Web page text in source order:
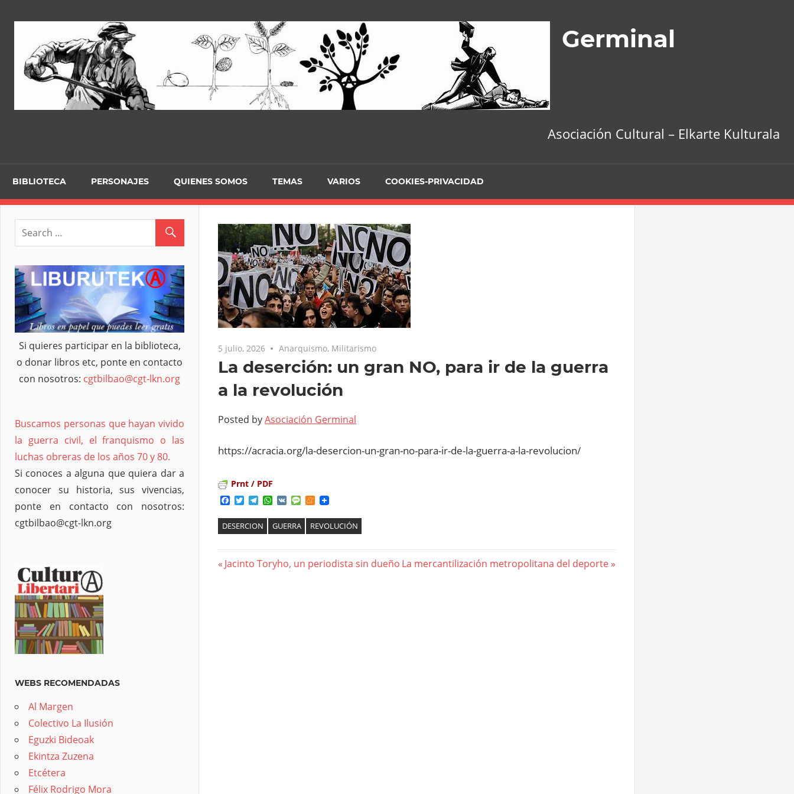
Germinal
Asociación Cultural – Elkarte Kulturala
BIBLIOTECA PERSONAJES QUIENES SOMOS TEMAS VARIOS COOKIES-PRIVACIDAD
5 julio, 2026 Anarquismo, Militarismo
La deserción: un gran NO, para ir de la guerra
a la revolución
Posted byAsociación Germinal
https://acracia.org/la-desercion-un-gran-no-para-ir-de-la-guerra-a-la-revolucion/
Prnt / PDF
Facebook
TwitterTelegram
WhatsApp
VK MessageMeneame
DESERCION GUERRA REVOLUCIÓN
Previous
Jacinto Toryho, un periodista sin dueño Next
La mercantilización metropolitana del deporte
Si quieres participar en la biblioteca,
o donar libros etc, ponte en contacto
con nosotros: cgtbilbao@cgt-lkn.org
Buscamos personas que hayan vivido
la guerra civil, el franquismo o las
luchas obreras de los años 70 y 80.
Si conoces a alguna que quiera dar a
conocer su historia, sus vivencias,
ponte en contacto con nosotros:
cgtbilbao@cgt-lkn.org
WEBS RECOMENDADAS
Al Margen
Colectivo La Ilusión
Eguzki Bideoak
Ekintza Zuzena
Etcétera
Félix Rodrigo Mora